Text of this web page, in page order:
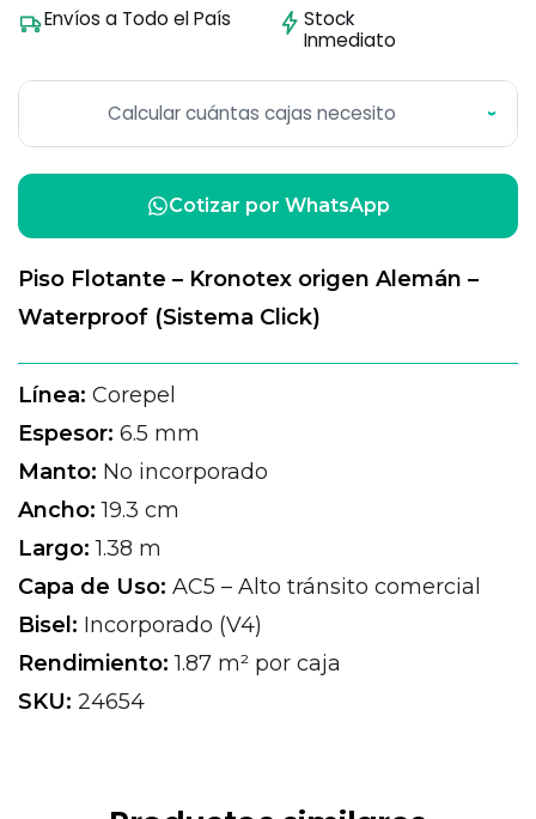
Envíos a Todo el País
Stock
Inmediato
Calcular cuántas cajas necesito ›
Cotizar por WhatsApp
Piso Flotante – Kronotex origen Alemán –
Waterproof (Sistema Click)
Línea: Corepel
Espesor: 6.5 mm
Manto: No incorporado
Ancho: 19.3 cm
Largo: 1.38 m
Capa de Uso: AC5 – Alto tránsito comercial
Bisel: Incorporado (V4)
Rendimiento: 1.87 m² por caja
SKU: 24654